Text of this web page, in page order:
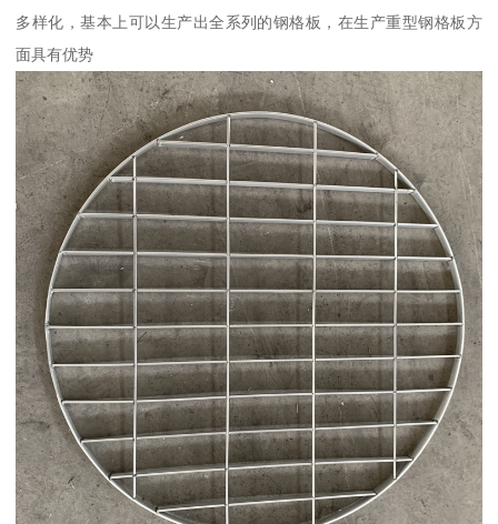
多样化，基本上可以生产出全系列的钢格板，在生产重型钢格板方
面具有优势